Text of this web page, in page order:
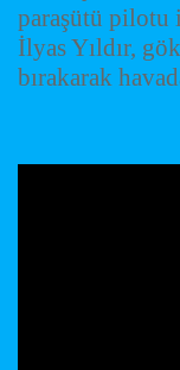
paraşütü pilotu
İlyas Yıldır,
bırakarak